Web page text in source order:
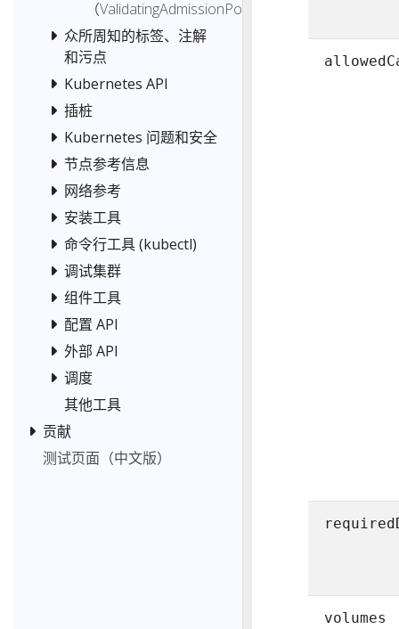
（ValidatingAdmissionPolicy）
众所周知的标签、注解
和污点
Kubernetes API
插桩
Kubernetes 问题和安全
节点参考信息
网络参考
安装工具
命令行工具 (kubectl)
调试集群
组件工具
配置 API
外部 API
调度
其他工具
贡献
测试页面（中文版）
volumes